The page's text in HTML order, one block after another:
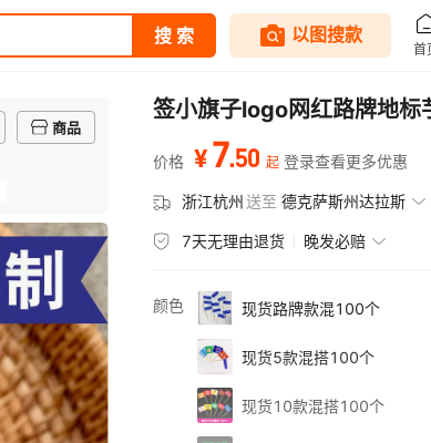
商品
签小旗子logo网红路牌地标
价格 ¥7.50 起 登录查看更多优惠
浙江杭州送至 德克萨斯州达拉斯
7天无理由退货 晚发必赔
颜色 现货路牌款混100个
现货5款混搭100个
现货10款混搭100个